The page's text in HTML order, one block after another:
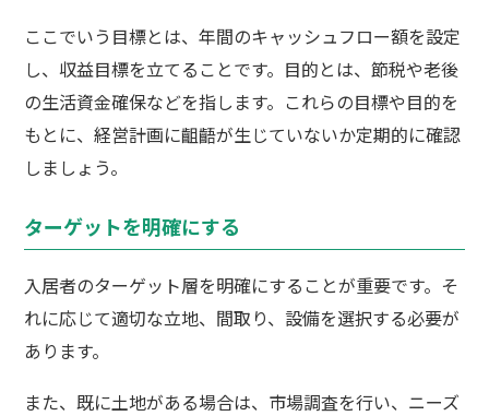
ここでいう目標とは、年間のキャッシュフロー額を設定
し、収益目標を立てることです。目的とは、節税や老後
の生活資金確保などを指します。これらの目標や目的を
もとに、経営計画に齟齬が生じていないか定期的に確認
しましょう。
ターゲットを明確にする
入居者のターゲット層を明確にすることが重要です。そ
れに応じて適切な立地、間取り、設備を選択する必要が
あります。
また、既に土地がある場合は、市場調査を行い、ニーズ